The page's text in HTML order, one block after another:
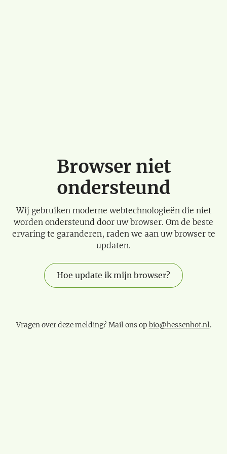
Browser niet
ondersteund
Wij gebruiken moderne webtechnologieën die niet
worden ondersteund door uw browser. Om de beste
ervaring te garanderen, raden we aan uw browser te
updaten.
Hoe update ik mijn browser?
Vragen over deze melding? Mail ons op bio@hessenhof.nl.